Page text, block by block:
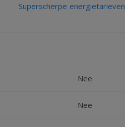
Superscherpe energietarieven
Nee
Nee